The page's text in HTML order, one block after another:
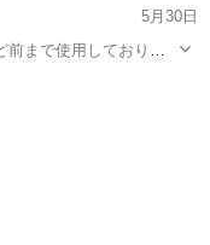
5月30日